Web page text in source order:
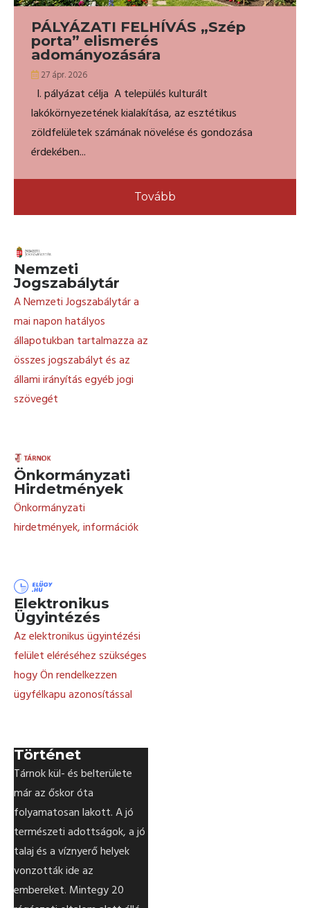
PÁLYÁZATI FELHÍVÁS „Szép
porta” elismerés
adományozására
27 ápr. 2026
I. pályázat célja A település kulturált
lakókörnyezetének kialakítása, az esztétikus
zöldfelületek számának növelése és gondozása
érdekében...
Tovább
Nemzeti
Jogszabálytár
A Nemzeti Jogszabálytár a
mai napon hatályos
állapotukban tartalmazza az
összes jogszabályt és az
állami irányítás egyéb jogi
szövegét
Önkormányzati
Hirdetmények
Önkormányzati
hirdetmények, információk
Elektronikus
Ügyintézés
Az elektronikus ügyintézési
felület eléréséhez szükséges
hogy Ön rendelkezzen
ügyfélkapu azonosítással
Történet
Tárnok kül- és belterülete
már az őskor óta
folyamatosan lakott. A jó
természeti adottságok, a jó
talaj és a víznyerő helyek
vonzották ide az
embereket. Mintegy 20